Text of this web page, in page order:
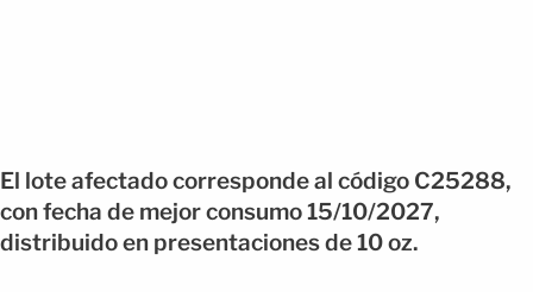
El lote afectado corresponde al código C25288,
con fecha de mejor consumo 15/10/2027,
distribuido en presentaciones de 10 oz.